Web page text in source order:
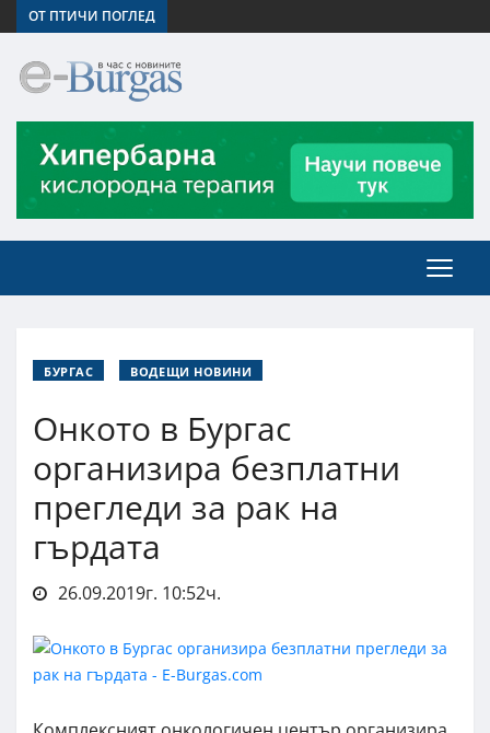
ОТ ПТИЧИ ПОГЛЕД
БУРГАС ВОДЕЩИ НОВИНИ
Онкото в Бургас
организира безплатни
прегледи за рак на
гърдата
26.09.2019г. 10:52ч.